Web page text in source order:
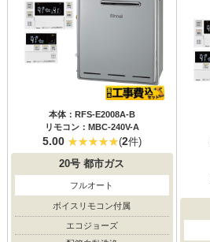
本体：RFS-E2008A-B
リモコン：MBC-240V-A
5.00 (2件)
20号 都市ガス
フルオート
ボイスリモコン付属
エコジョーズ